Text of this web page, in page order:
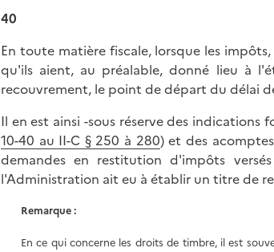
40
En toute matière fiscale, lorsque les
qu'ils aient, au préalable, donné lieu à
recouvrement, le point de départ du délai
Il en est ainsi -sous réserve des indications
10-40 au II-C § 250 à 280) et des
demandes en restitution d'impôts
l'Administration ait eu à établir un titre de
Remarque :
En ce qui concerne les droits de timbre, il est